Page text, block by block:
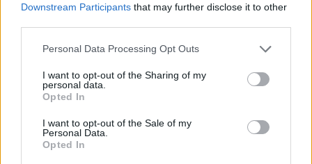
Downstream Participants that may further disclose it to other
Personal Data Processing Opt Outs
I want to opt-out of the Sharing of my
personal data.
Opted In
I want to opt-out of the Sale of my
Personal Data.
Opted In
Ο πατέρας μπορεί να μην… άγγιξε τον
φερόμενο ως δράστη, όμως οι δύο πυγμάχοι
έκαναν τον κατηγορούμενο «τουλούμι στο
ξύλο».